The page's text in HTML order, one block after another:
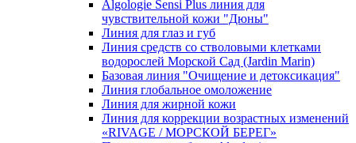
Algologie Sensi Plus линия для
чувcтвительной кожи "Дюны"
Линия для глаз и губ
Линия средств со стволовыми клетками
водорослей Морской Сад (Jardin Marin)
Базовая линия "Очищение и детоксикация"
Линия глобальное омоложение
Линия для жирной кожи
Линия для коррекции возрастных изменений
«RIVAGE / МОРСКОЙ БЕРЕГ»